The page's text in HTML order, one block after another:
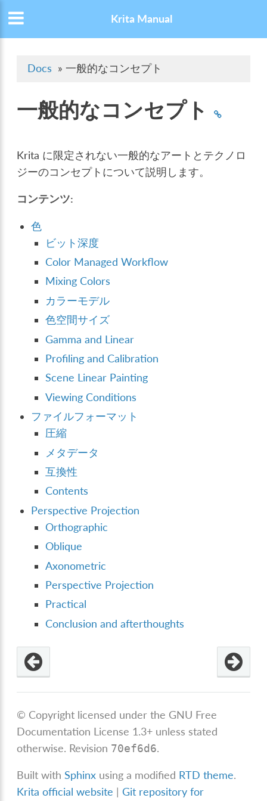
Krita Manual
Docs » 一般的なコンセプト
一般的なコンセプト
Krita に限定されない一般的なアートとテクノロ
ジーのコンセプトについて説明します。
コンテンツ:
色
ビット深度
Color Managed Workflow
Mixing Colors
カラーモデル
色空間サイズ
Gamma and Linear
Profiling and Calibration
Scene Linear Painting
Viewing Conditions
ファイルフォーマット
圧縮
メタデータ
互換性
Contents
Perspective Projection
Orthographic
Oblique
Axonometric
Perspective Projection
Practical
Conclusion and afterthoughts
© Copyright licensed under the GNU Free
Documentation License 1.3+ unless stated
otherwise. Revision 70ef6d6.
Built withSphinx using a modified RTD theme.
Krita official website |Git repository for